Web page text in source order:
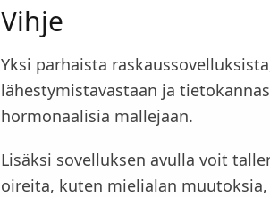
Vihje
Yksi parhaista
lähestymistavastaan ja
hormonaalisia mallejaan.
Lisäksi sovelluksen avulla voit
oireita, kuten mielialan